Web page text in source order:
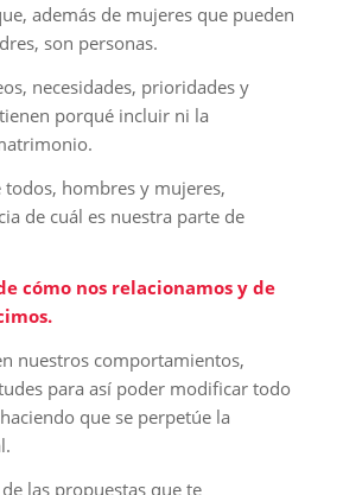
además de mujeres que pueden
son personas.
necesidades, prioridades y
porqué incluir ni la
hombres y mujeres,
de cuál es nuestra parte de
cómo nos relacionamos y de
nuestros comportamientos,
para así poder modificar todo
que se perpetúe la
las propuestas que te